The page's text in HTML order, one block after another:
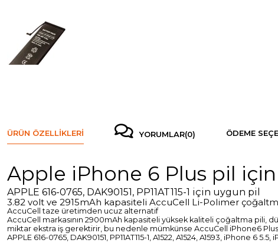
ÜRÜN ÖZELLIKLERI YORUMLAR(0) ÖDEME
Apple iPhone 6 Plus pil
APPLE 616-0765, DAK90151, PP11AT115-1 için uygun pil
3.82 volt ve 2915mAh kapasiteli AccuCell Li-Polimer
AccuCell taze üretimden ucuz alternatif
AccuCell markasının 2900mAh kapasiteli yüksek kaliteli çoğaltma pili,
miktar ekstra iş gerektirir, bu nedenle mümkünse AccuCell iPhone6 Plus
APPLE 616-0765, DAK90151, PP11AT115-1, A1522, A1524, A1593, iPhone